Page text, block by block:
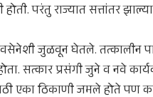
परंतु राज्यात सत्तांतर
जुळवून घेतले. तत्कालीन
सत्कार प्रसंगी जुने व नवे
एका ठिकाणी जमले होते पण